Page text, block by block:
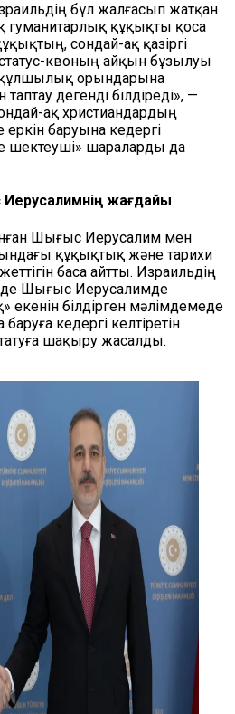
бұл жалғасып жатқан
гуманитарлық құқықты қоса
сондай-ақ қазіргі
квоның айқын бұзылуы
орындарына
дегенді білдіреді», —
ақ христиандардың
еркін баруына кедергі
шектеуші» шараларды да
жағдайы
Шығыс Иерусалим мен
құқықтық және тарихи
баса айтты. Израильдің
Шығыс Иерусалимде
екенін білдірген мәлімдемеде
кедергі келтіретін
шақыру жасалды.